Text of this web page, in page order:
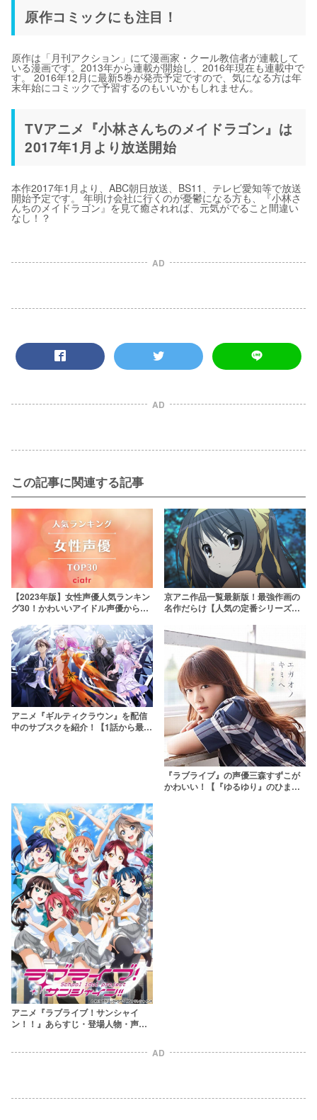
原作コミックにも注目！
原作は「月刊アクション」にて漫画家・クール教信者が連載して
いる漫画です。2013年から連載が開始し、2016年現在も連載中で
す。 2016年12月に最新5巻が発売予定ですので、気になる方は年
末年始にコミックで予習するのもいいかもしれません。
TVアニメ『小林さんちのメイドラゴン』は
2017年1月より放送開始
本作2017年1月より、ABC朝日放送、BS11、テレビ愛知等で放送
開始予定です。 年明け会社に行くのが憂鬱になる方も、『小林さ
んちのメイドラゴン』を見て癒されれば、元気がでること間違い
なし！？
AD
AD
この記事に関連する記事
【2023年版】女性声優人気ランキン
グ30！かわいいアイドル声優から往
京アニ作品一覧最新版！最強作画の
名作だらけ【人気の定番シリーズか
アニメ『ギルティクラウン』を配信
中のサブスクを紹介！【1話から最終
『ラブライブ』の声優三森すずこが
かわいい！【『ゆるゆり』のひまわ
アニメ『ラブライブ！サンシャイ
ン！！』あらすじ・登場人物・声優
AD